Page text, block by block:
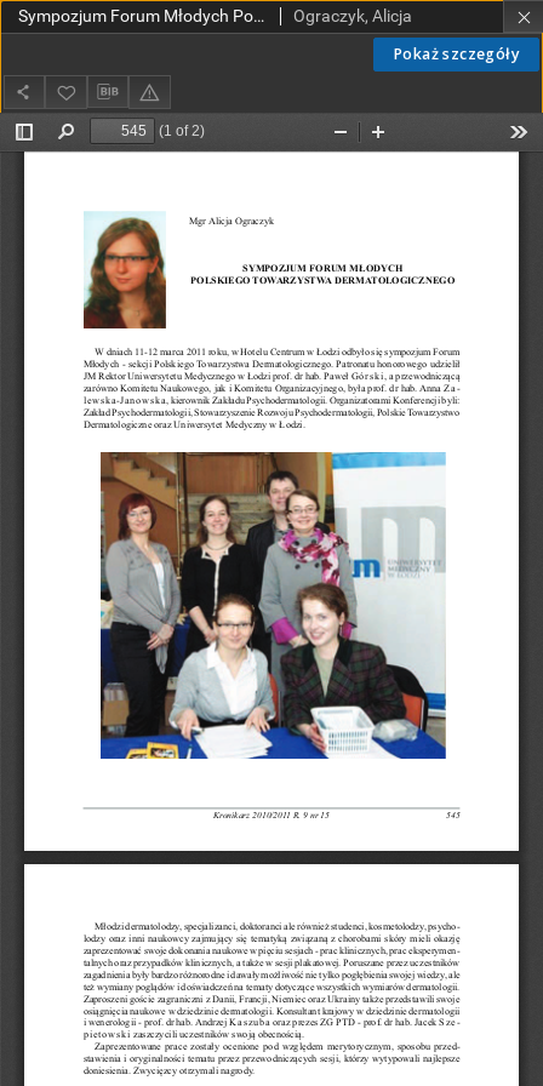
Pokaż szczegóły
Sympozjum Forum Młodych Polskiego Towarzystwa Dermatologicznego Ograczyk, Alicja